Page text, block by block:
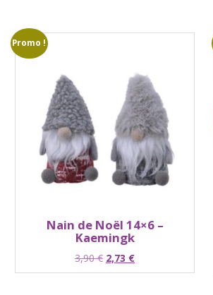
Promo !
Nain de Noël 14×6 –
Kaemingk
3,90€ Le
prix
2,73 €Le
prix